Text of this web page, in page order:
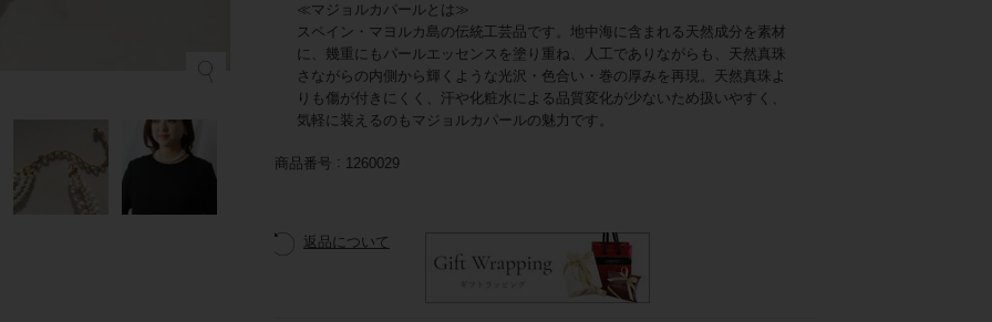
≪マジョルカパールとは≫
スペイン・マヨルカ島の伝統工芸品です。地中海に含まれる天然成分を素材
に、幾重にもパールエッセンスを塗り重ね、人工でありながらも、天然真珠
さながらの内側から輝くような光沢・色合い・巻の厚みを再現。天然真珠よ
りも傷が付きにくく、汗や化粧水による品質変化が少ないため扱いやすく、
気軽に装えるのもマジョルカパールの魅力です。
商品番号 1260029
返品について